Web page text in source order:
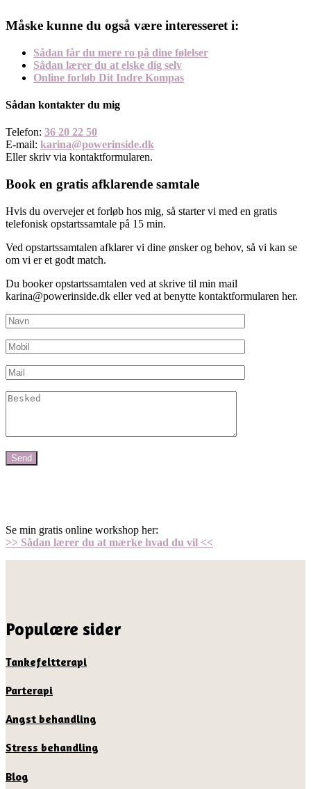
Måske kunne du også være interesseret i:
Sådan får du mere ro på dine følelser
Sådan lærer du at elske dig selv
Online forløb Dit Indre Kompas
Sådan kontakter du mig
Telefon: 36 20 22 50
E-mail: karina@powerinside.dk
Eller skriv via kontaktformularen.
Book en gratis afklarende samtale
Hvis du overvejer et forløb hos mig, så starter vi med en gratis
telefonisk opstartssamtale på 15 min.
Ved opstartssamtalen afklarer vi dine ønsker og behov, så vi kan se
om vi er et godt match.
Du booker opstartssamtalen ved at skrive til min mail
karina@powerinside.dk eller ved at benytte kontaktformularen her.
Se min gratis online workshop her:
>> Sådan lærer du at mærke hvad du vil <<
Populære sider
Tankefeltterapi
Parterapi
Angst behandling
Stress behandling
Blog